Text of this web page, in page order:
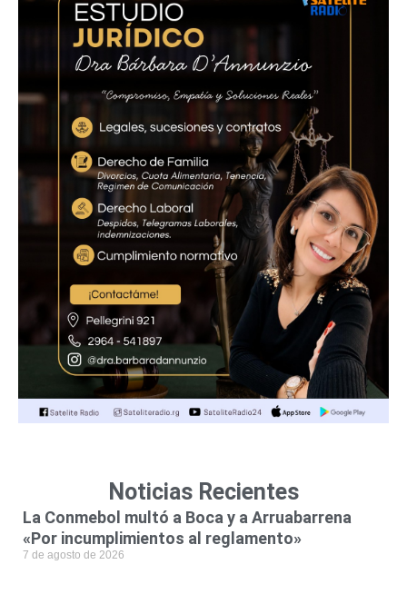
Noticias Recientes
La Conmebol multó a Boca y a Arruabarrena
«Por incumplimientos al reglamento»
7 de agosto de 2026